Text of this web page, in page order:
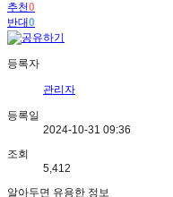
추천0
반대0
등록자
관리자
등록일
2024-10-31 09:36
조회
5,412
알아두면 유용한 정보